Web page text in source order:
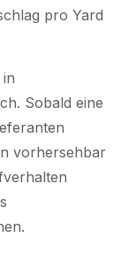
pro Yard
Sobald eine
vorhersehbar